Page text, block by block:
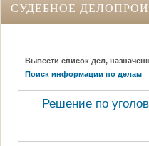
СУДЕБНОЕ
Вывести список дел,
Поиск информации по делам
Решение по